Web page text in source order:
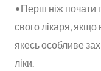
•Перш ніж почати
свого лікаря, якщо
якесь особливе
ліки.